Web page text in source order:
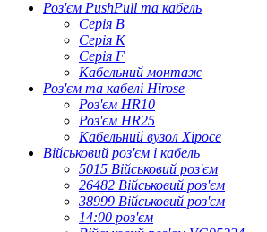
Роз'єм PushPull та кабель
Серія B
Серія К
Серія F
Кабельний монтаж
Роз'єм та кабелі Hirose
Роз'єм HR10
Роз'єм HR25
Кабельний вузол Хіросе
Військовий роз'єм і кабель
5015 Військовий роз'єм
26482 Військовий роз'єм
38999 Військовий роз'єм
14:00 роз'єм